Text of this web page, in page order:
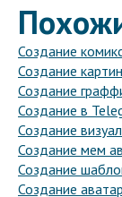
Создание
Создание
Создание
Создание в
Создание
Создание мем
Создание
Создание